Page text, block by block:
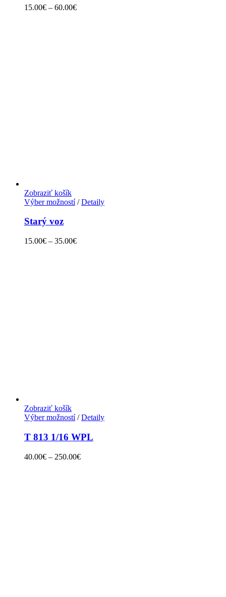
15.00€ – 60.00€
Zobraziť košík
Výber možností/ Detaily
Starý voz
15.00€ – 35.00€
Zobraziť košík
Výber možností/ Detaily
T 813 1/16 WPL
40.00€ – 250.00€